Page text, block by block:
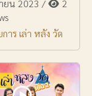
ยน 2023 /
2
การ เล่า หลัง วัด